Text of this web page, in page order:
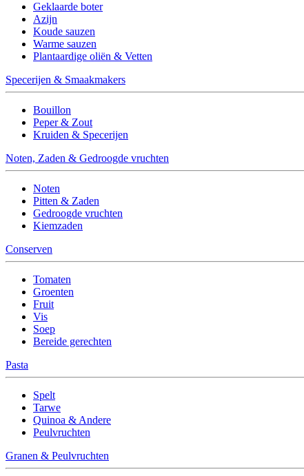
Geklaarde boter
Azijn
Koude sauzen
Warme sauzen
Plantaardige oliën & Vetten
Specerijen & Smaakmakers
Bouillon
Peper & Zout
Kruiden & Specerijen
Noten, Zaden & Gedroogde vruchten
Noten
Pitten & Zaden
Gedroogde vruchten
Kiemzaden
Conserven
Tomaten
Groenten
Fruit
Vis
Soep
Bereide gerechten
Pasta
Spelt
Tarwe
Quinoa & Andere
Peulvruchten
Granen & Peulvruchten